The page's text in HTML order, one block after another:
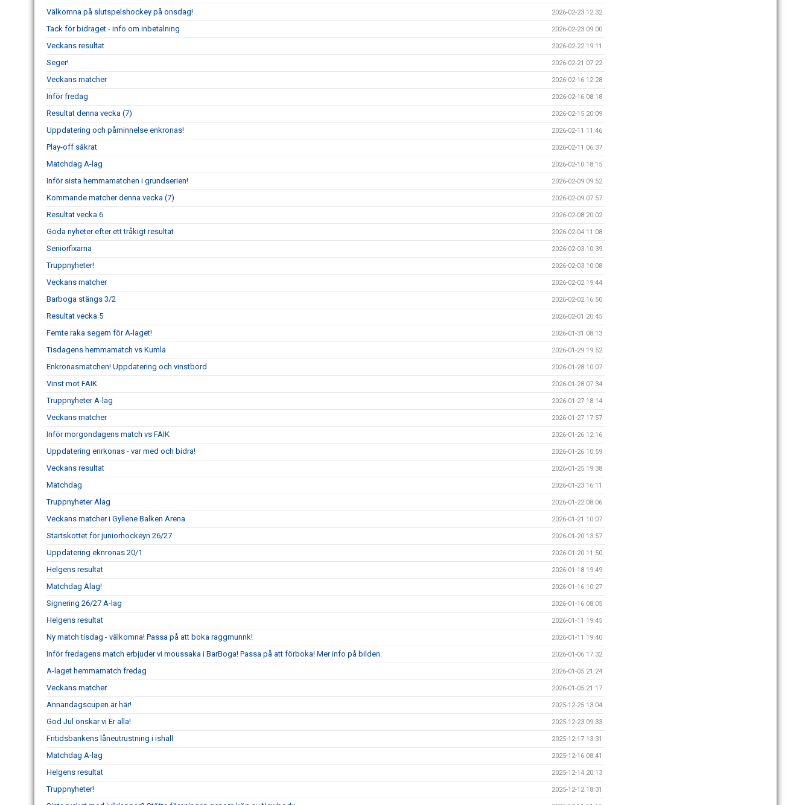
Välkomna på slutspelshockey på onsdag! 2026-02-23 12:32
Tack för bidraget - info om inbetalning 2026-02-23 09:00
Veckans resultat 2026-02-22 19:11
Seger! 2026-02-21 07:22
Veckans matcher 2026-02-16 12:28
Inför fredag 2026-02-16 08:18
Resultat denna vecka (7) 2026-02-15 20:09
Uppdatering och påminnelse enkronas! 2026-02-11 11:46
Play-off säkrat 2026-02-11 06:37
Matchdag A-lag 2026-02-10 18:15
Inför sista hemmamatchen i grundserien! 2026-02-09 09:52
Kommande matcher denna vecka (7) 2026-02-09 07:57
Resultat vecka 6 2026-02-08 20:02
Goda nyheter efter ett tråkigt resultat 2026-02-04 11:08
Seniorfixarna 2026-02-03 10:39
Truppnyheter! 2026-02-03 10:08
Veckans matcher 2026-02-02 19:44
Barboga stängs 3/2 2026-02-02 16:50
Resultat vecka 5 2026-02-01 20:45
Femte raka segern för A-laget! 2026-01-31 08:13
Tisdagens hemmamatch vs Kumla 2026-01-29 19:52
Enkronasmatchen! Uppdatering och vinstbord 2026-01-28 10:07
Vinst mot FAIK 2026-01-28 07:34
Truppnyheter A-lag 2026-01-27 18:14
Veckans matcher 2026-01-27 17:57
Inför morgondagens match vs FAIK 2026-01-26 12:16
Uppdatering enrkonas - var med och bidra! 2026-01-26 10:59
Veckans resultat 2026-01-25 19:38
Matchdag 2026-01-23 16:11
Truppnyheter Alag 2026-01-22 08:06
Veckans matcher i Gyllene Balken Arena 2026-01-21 10:07
Startskottet för juniorhockeyn 26/27 2026-01-20 13:57
Uppdatering eknronas 20/1 2026-01-20 11:50
Helgens resultat 2026-01-18 19:49
Matchdag Alag! 2026-01-16 10:27
Signering 26/27 A-lag 2026-01-16 08:05
Helgens resultat 2026-01-11 19:45
Ny match tisdag - välkomna! Passa på att boka raggmunnk! 2026-01-11 19:40
Inför fredagens match erbjuder vi moussaka i BarBoga! Passa på att förboka! Mer info på bilden. 2026-01-06 17:32
A-laget hemmamatch fredag 2026-01-05 21:24
Veckans matcher 2026-01-05 21:17
Annandagscupen är här! 2025-12-25 13:04
God Jul önskar vi Er alla! 2025-12-23 09:33
Fritidsbankens låneutrustning i ishall 2025-12-17 13:31
Matchdag A-lag 2025-12-16 08:41
Helgens resultat 2025-12-14 20:13
Truppnyheter! 2025-12-12 18:31